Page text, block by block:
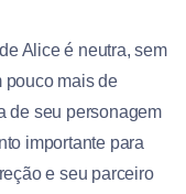
Alice é neutra, sem
pouco mais de
de seu personagem
importante para
e seu parceiro